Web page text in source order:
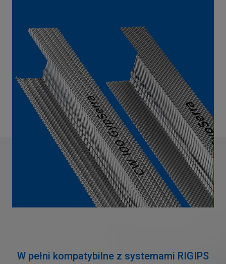
W pełni kompatybilne z systemami RIGIPS